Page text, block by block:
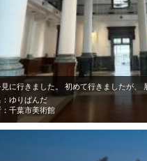
に行きました。 初めて行きましたが、
ゆりぱんだ
千葉市美術館